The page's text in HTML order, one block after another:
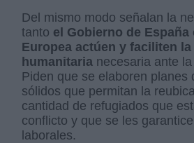
Del mismo modo señalan la
tanto el Gobierno de
Europea actúen y faciliten
humanitaria necesaria ante
Piden que se elaboren planes
sólidos que permitan la
cantidad de refugiados que
conflicto y que se les
laborales.